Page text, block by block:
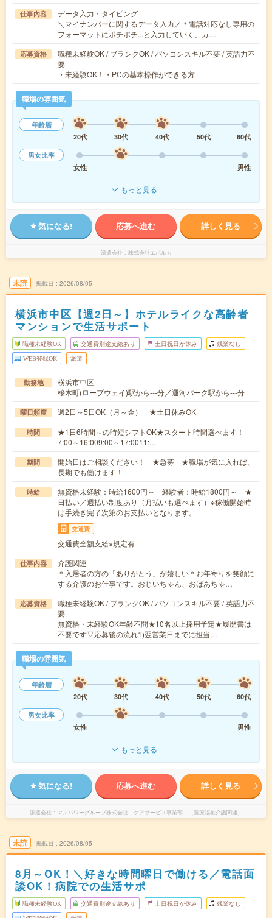
仕事内容
データ入力・タイピング
＼マイナンバーに関するデータ入力／＊電話対応なし専用の
フォーマットにポチポチ...と入力していく、カ…
応募資格
職種未経験OK / ブランクOK / パソコンスキル不要 / 英語力不
要
・未経験OK！・PCの基本操作ができる方
職場の雰囲気
年齢層
20代
30代 40代 50代
60代
男女比率
女性
男性
もっと見る
気になる! 応募へ進む 詳しく見る
派遣会社 株式会社エボルカ
未読 掲載日 2026/08/05
横浜市中区【週2日～】ホテルライクな高齢者
マンションで生活サポート
職種未経験OK 交通費別途支給あり 土日祝日が休み 残業なし
WEB登録OK 派遣
勤務地
横浜市中区
桜木町(ロープウェイ)駅から---分／運河パーク駅から---分
曜日頻度 週2日～5日OK（月～金） ★土日休みOK
時間
★1日6時間～の時短シフトOK★スタート時間選べます！
7:00～16:009:00～17:0011:…
期間
開始日はご相談ください！ ★急募 ★職場が気に入れば、
長期でも働けます！
時給
無資格未経験：時給1600円～ 経験者：時給1800円～ ★
日払い／週払い制度あり（月払いも選べます）※稼働開始時
は手続き完了次第のお支払いとなります。
交通費
交通費全額支給※規定有
仕事内容
介護関連
＊入居者の方の「ありがとう」が嬉しい＊お年寄りを笑顔に
する介護のお仕事です。おじいちゃん、おばあちゃ…
応募資格
職種未経験OK / ブランクOK / パソコンスキル不要 / 英語力不
要
無資格・未経験OK年齢不問★10名以上採用予定★履歴書は
不要です▽応募後の流れ1)翌営業日までに担当…
職場の雰囲気
年齢層
20代
30代 40代 50代
60代
男女比率
女性
男性
もっと見る
気になる! 応募へ進む 詳しく見る
派遣会社 マンパワーグループ株式会社 ケアサービス事業部 （医療福祉介護関連）
未読 掲載日 2026/08/05
8月～OK！＼好きな時間曜日で働ける／電話面
談OK！病院での生活サポ
職種未経験OK 交通費別途支給あり 土日祝日が休み 残業なし